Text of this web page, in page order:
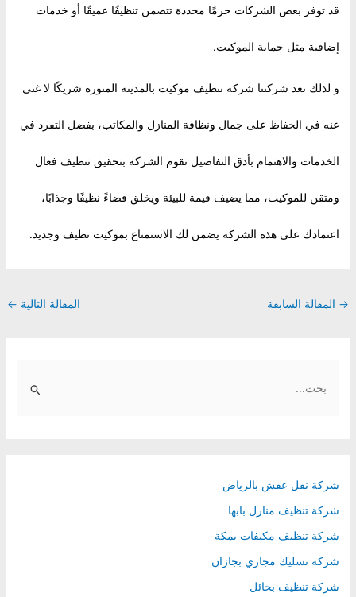
قد توفر بعض الشركات حزمًا محددة تتضمن تنظيفًا عميقًا أو خدمات
إضافية مثل حماية الموكيت.
و لذلك تعد شركتنا شركة تنظيف موكيت بالمدينة المنورة شريكًا لا غنى
عنه في الحفاظ على جمال ونظافة المنازل والمكاتب، بفضل التفرد في
الخدمات والاهتمام بأدق التفاصيل تقوم الشركة بتحقيق تنظيف فعال
ومتقن للموكيت، مما يضيف قيمة للبيئة ويخلق فضاءً نظيفًا وجذابًا،
اعتمادك على هذه الشركة يضمن لك الاستمتاع بموكيت نظيف وجديد.
Post
→ المقالة السابقة المقالة التالية ←
o
r
:
شركة نقل عفش بالرياض
شركة تنظيف منازل بابها
شركة تنظيف مكيفات بمكة
شركة تسليك مجاري بجازان
شركة تنظيف بحائل